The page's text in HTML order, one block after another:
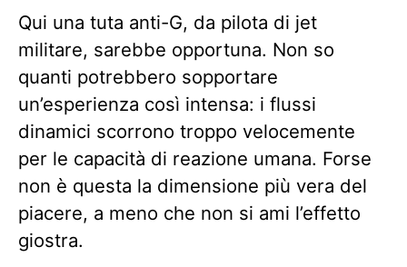
Qui una tuta anti-G, da pilota di jet
militare, sarebbe opportuna. Non so
quanti potrebbero sopportare
un’esperienza così intensa: i flussi
dinamici scorrono troppo velocemente
per le capacità di reazione umana. Forse
non è questa la dimensione più vera del
piacere, a meno che non si ami l’effetto
giostra.